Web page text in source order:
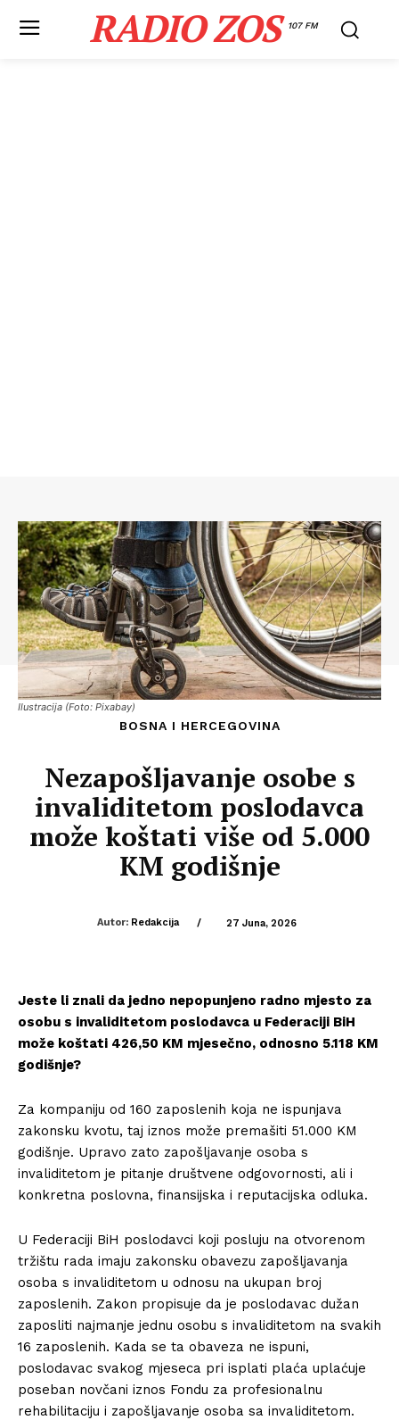
RADIO ZOS 107 FM
Ilustracija (Foto: Pixabay)
BOSNA I HERCEGOVINA
Nezapošljavanje osobe s
invaliditetom poslodavca
može koštati više od 5.000
KM godišnje
Autor: Redakcija / 27 Juna, 2026
Jeste li znali da jedno nepopunjeno radno mjesto za
osobu s invaliditetom poslodavca u Federaciji BiH
može koštati 426,50 KM mjesečno, odnosno 5.118 KM
godišnje?
Za kompaniju od 160 zaposlenih koja ne ispunjava
zakonsku kvotu, taj iznos može premašiti 51.000 KM
godišnje. Upravo zato zapošljavanje osoba s
invaliditetom je pitanje društvene odgovornosti, ali i
konkretna poslovna, finansijska i reputacijska odluka.
U Federaciji BiH poslodavci koji posluju na otvorenom
tržištu rada imaju zakonsku obavezu zapošljavanja
osoba s invaliditetom u odnosu na ukupan broj
zaposlenih. Zakon propisuje da je poslodavac dužan
zaposliti najmanje jednu osobu s invaliditetom na svakih
16 zaposlenih. Kada se ta obaveza ne ispuni,
poslodavac svakog mjeseca pri isplati plaća uplaćuje
poseban novčani iznos Fondu za profesionalnu
rehabilitaciju i zapošljavanje osoba sa invaliditetom.